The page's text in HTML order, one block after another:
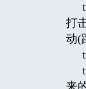
打
动(
来